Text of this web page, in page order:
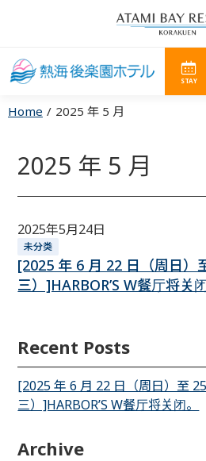
STAY
Home 2025 年 5 月
2025 年 5 月
2025年5月24日
未分类
[2025 年 6 月 22 日（周日）
三）]HARBOR’S W餐厅将关闭
Recent Posts
[2025 年 6 月 22 日（周日）至
三）]HARBOR’S W餐厅将关闭。
Archive